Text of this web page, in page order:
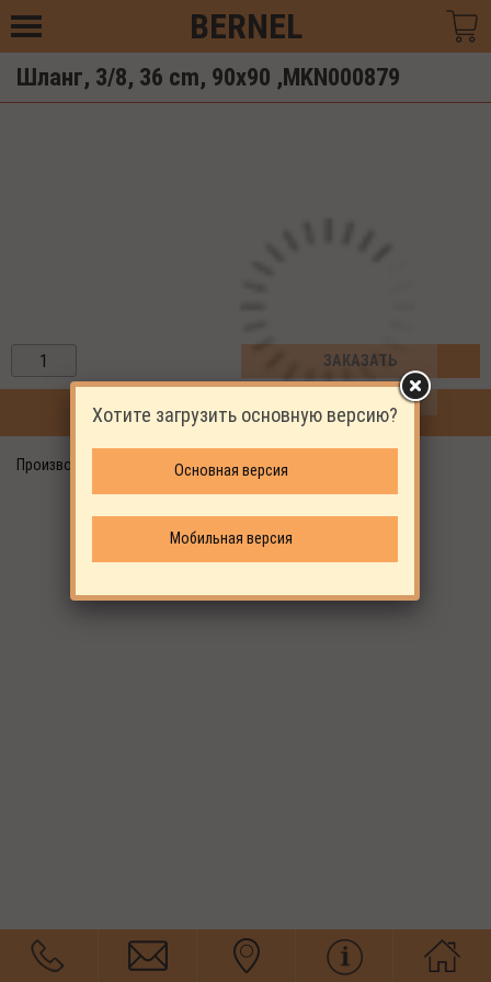
BERNEL
Шланг, 3/8, 36 cm, 90x90 ,MKN000879
ЗАКАЗАТЬ
ПРОДОЛЖИТЬ ПОКУПКИ
Производитель: EKOMAK
Хотите загрузить основную версию?
Основная версия
Мобильная версия